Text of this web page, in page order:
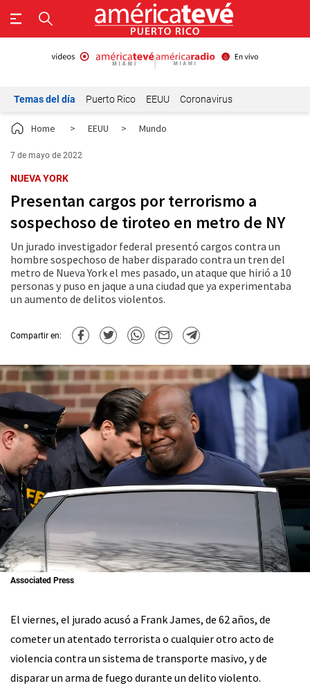
Temas del día Puerto Rico EEUU Coronavirus
Home > EEUU > Mundo
7 de mayo de 2022
NUEVA YORK
Presentan cargos por terrorismo a
sospechoso de tiroteo en metro de NY
Un jurado investigador federal presentó cargos contra un
hombre sospechoso de haber disparado contra un tren del
metro de Nueva York el mes pasado, un ataque que hirió a 10
personas y puso en jaque a una ciudad que ya experimentaba
un aumento de delitos violentos.
Compartir en:
Associated Press
El viernes, el jurado acusó a Frank James, de 62 años, de
cometer un atentado terrorista o cualquier otro acto de
violencia contra un sistema de transporte masivo, y de
disparar un arma de fuego durante un delito violento.